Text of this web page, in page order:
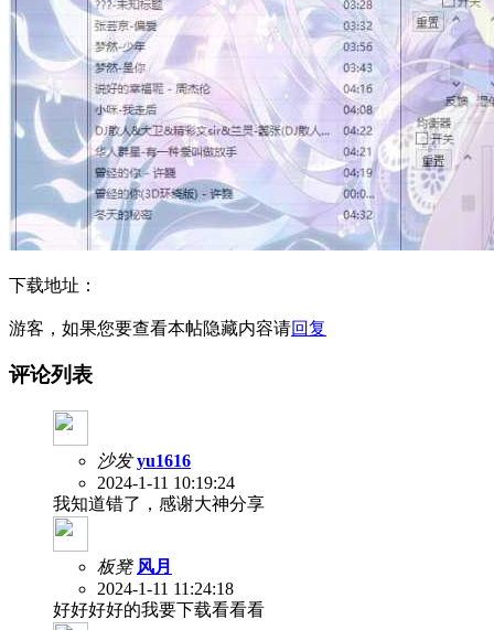
下载地址：
游客，如果您要查看本帖隐藏内容请回复
评论列表
沙发 yu1616
2024-1-11 10:19:24
我知道错了，感谢大神分享
板凳 风月
2024-1-11 11:24:18
好好好好的我要下载看看看